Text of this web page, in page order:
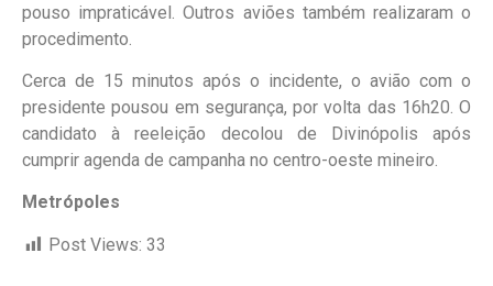
pouso impraticável. Outros aviões também realizaram o
procedimento.
Cerca de 15 minutos após o incidente, o avião com o
presidente pousou em segurança, por volta das 16h20. O
candidato à reeleição decolou de Divinópolis após
cumprir agenda de campanha no centro-oeste mineiro.
Metrópoles
Post Views: 33